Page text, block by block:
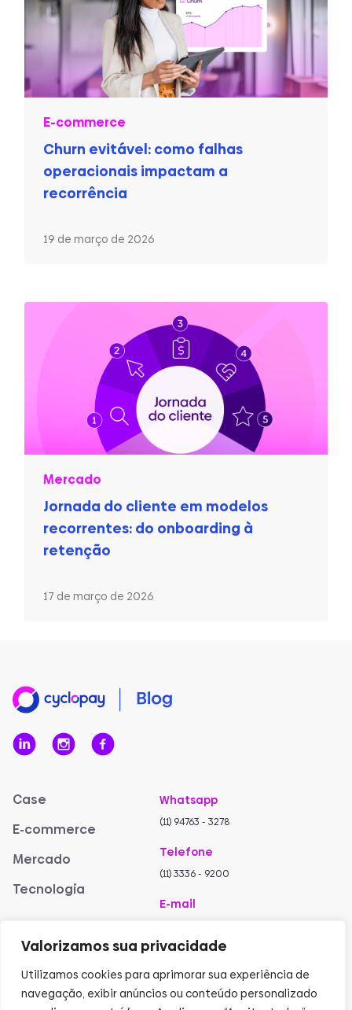
Valorizamos sua privacidade
Utilizamos cookies para aprimorar sua experiência de
navegação, exibir anúncios ou conteúdo personalizado
E-commerce
Churn evitável: como falhas
operacionais impactam a
recorrência
19 de março de 2026
Mercado
Jornada do cliente em modelos
recorrentes: do onboarding à
retenção
17 de março de 2026
Case
E-commerce
Mercado
Tecnologia
Whatsapp
(11) 94763 - 3278
Telefone
(11) 3336 - 9200
E-mail
Suporte
atendimento@cyclopay.com